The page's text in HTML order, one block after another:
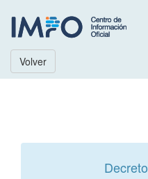
Volver
Decreto